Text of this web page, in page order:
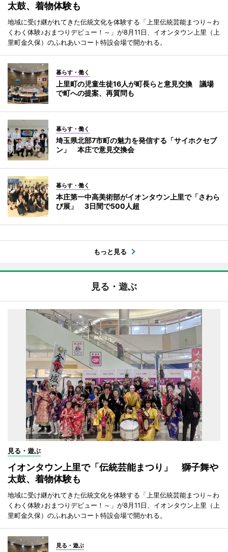
太鼓、着物体験も
地域に受け継がれてきた伝統文化を体験する「上里伝統芸能まつり～わ
くわく体験♪おまつりデビュー！～」が8月11日、イオンタウン上里（上
里町金久保）のふれあいコート特設会場で開かれる。
暮らす・働く
上里町の児童生徒16人が町長らと意見交換 議場
で町への提案、再質問も
暮らす・働く
埼玉県北部7市町の魅力を発信する「サイホクセブ
ン」 本庄で意見交換会
暮らす・働く
本庄第一中高美術部がイオンタウン上里で「さわら
び展」 3日間で500人超
もっと見る
見る・遊ぶ
見る・遊ぶ
イオンタウン上里で「伝統芸能まつり」 獅子舞や
太鼓、着物体験も
地域に受け継がれてきた伝統文化を体験する「上里伝統芸能まつり～わ
くわく体験♪おまつりデビュー！～」が8月11日、イオンタウン上里（上
里町金久保）のふれあいコート特設会場で開かれる。
見る・遊ぶ